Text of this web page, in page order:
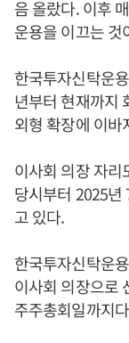
음 올랐다. 이후
운용을 이끄는 것
한국투자신탁운
년부터 현재까지
외형 확장에 이바
이사회 의장 자리
당시부터 2025년
고 있다.
한국투자신탁운
이사회 의장으로
주주총회일까지